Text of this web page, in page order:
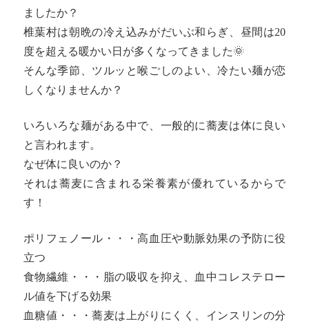
ましたか？
椎葉村は朝晩の冷え込みがだいぶ和らぎ、昼間は20
度を超える暖かい日が多くなってきました🌞
そんな季節、ツルッと喉ごしのよい、冷たい麺が恋
しくなりませんか？
いろいろな麺がある中で、一般的に蕎麦は体に良い
と言われます。
なぜ体に良いのか？
それは蕎麦に含まれる栄養素が優れているからで
す！
ポリフェノール・・・高血圧や動脈効果の予防に役
立つ
食物繊維・・・脂の吸収を抑え、血中コレステロー
ル値を下げる効果
血糖値・・・蕎麦は上がりにくく、インスリンの分